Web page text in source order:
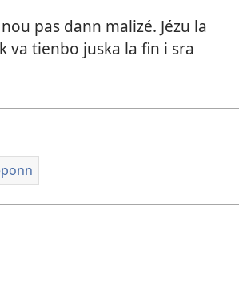
pas dann malizé. Jézu la
va tienbo juska la fin i sra